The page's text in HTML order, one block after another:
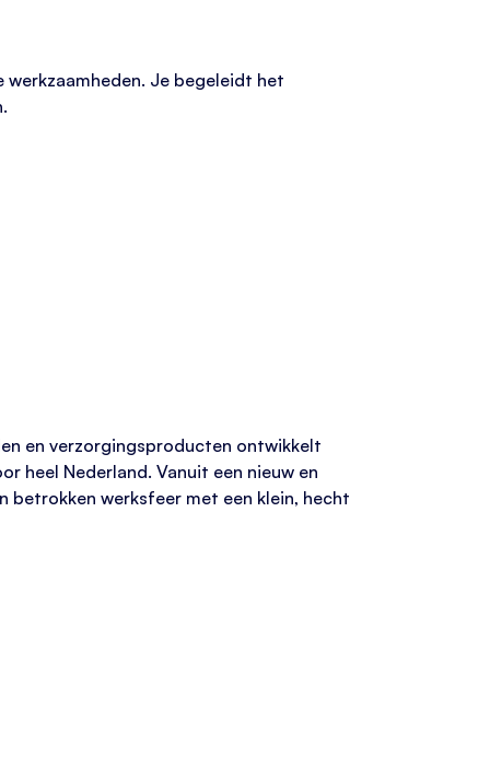
Je begeleidt het
en verzorgingsproducten ontwikkelt
heel Nederland. Vanuit een nieuw en
betrokken werksfeer met een klein, hecht